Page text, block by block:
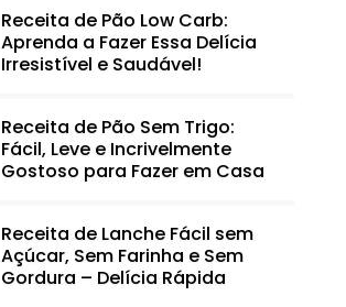
Receita de Pão Low Carb:
Aprenda a Fazer Essa Delícia
Irresistível e Saudável!
Receita de Pão Sem Trigo:
Fácil, Leve e Incrivelmente
Gostoso para Fazer em Casa
Receita de Lanche Fácil sem
Açúcar, Sem Farinha e Sem
Gordura – Delícia Rápida